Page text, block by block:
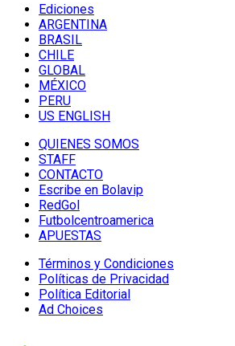
Ediciones
ARGENTINA
BRASIL
CHILE
GLOBAL
MÉXICO
PERU
US ENGLISH
QUIENES SOMOS
STAFF
CONTACTO
Escribe en Bolavip
RedGol
Futbolcentroamerica
APUESTAS
Términos y Condiciones
Políticas de Privacidad
Política Editorial
Ad Choices